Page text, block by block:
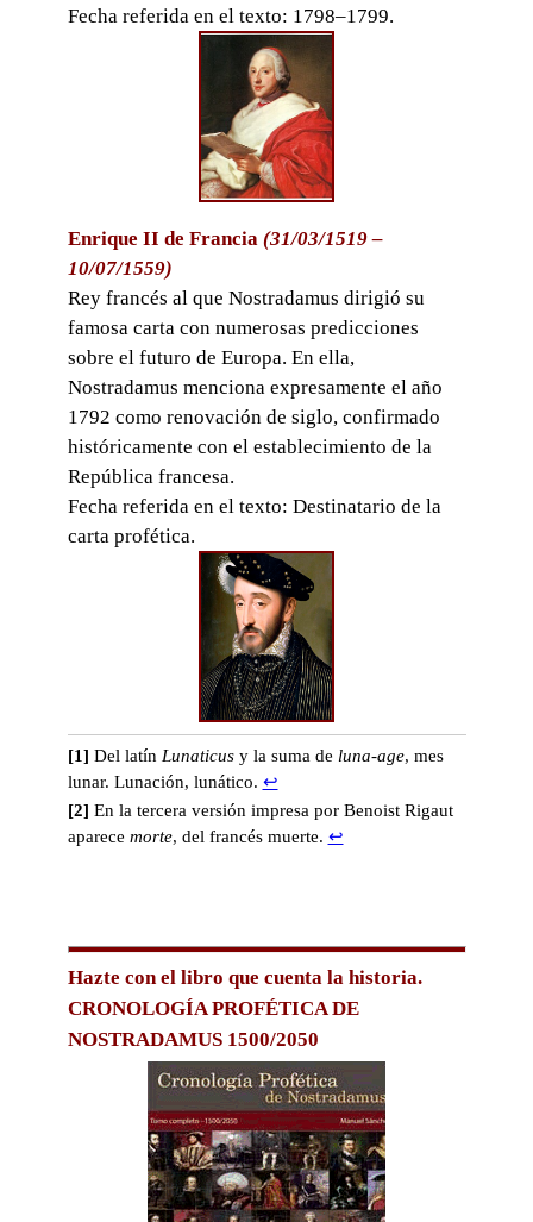
Fecha referida en el texto: 1798–1799.
Enrique II de Francia (31/03/1519 –
10/07/1559)
Rey francés al que Nostradamus dirigió su
famosa carta con numerosas predicciones
sobre el futuro de Europa. En ella,
Nostradamus menciona expresamente el año
1792 como renovación de siglo, confirmado
históricamente con el establecimiento de la
República francesa.
Fecha referida en el texto: Destinatario de la
carta profética.
[1] Del latín Lunaticusy la suma de luna-age, mes
lunar. Lunación, lunático. ↩
[2] En la tercera versión impresa por Benoist Rigaut
aparece morte, del francés muerte. ↩
Hazte con el libro que cuenta la historia.
CRONOLOGÍA PROFÉTICA DE
NOSTRADAMUS 1500/2050